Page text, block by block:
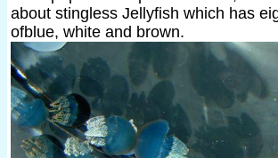
about stingless Jellyfish which has
ofblue, white and brown.